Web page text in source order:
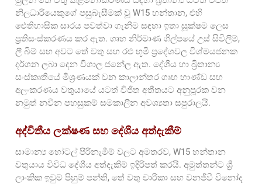
නිලධාරියෙකුගේ පසුබැසීමක් වූ W15 හන්තාන, එහි
ඓතිහාසික සාරය පවත්වා ගැනීම සඳහා ඉතා සූක්ෂම ලෙස
ප්‍රතිසංස්කරණය කර ඇත. ගෘහ නිර්මාණ ශිල්පයේ උස් සිවිලිම්,
ලී බිම් සහ අවට තේ වතු සහ රළු භූමි ප්‍රදේශවල විශ්මයජනක
දර්ශන ලබා දෙන විශාල ජනේල ඇත. දේශීය හා බ්‍රිතාන්‍ය
සංස්කෘතියේ මිශ්‍රණයක් වන කාලාන්තර ගෘහ භාණ්ඩ සහ
අලංකරණය වතුයායේ යටත් විජිත අතීතයට අනුපූරක වන
නමුත් නවීන පහසුකම් සමකාලීන අවශ්‍යතා සපුරාලයි.
අද්විතීය ලක්ෂණ සහ දේශීය අත්දැකීම්
සාමාන්‍ය හෝටල් පිරිනැමීම් වලට අමතරව, W15 හන්තාන
වතුයාය විවිධ දේශීය අත්දැකීම් ඉදිරිපත් කරයි. අමුත්තන්ට ශ්‍රී
ලාංකික ඉවුම් පිහුම් පන්ති, තේ වතු චාරිකා සහ වනජීවී විනෝද